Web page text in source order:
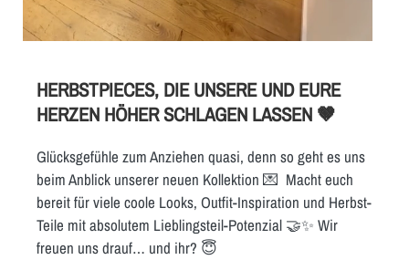
HERBSTPIECES, DIE UNSERE UND EURE
HERZEN HÖHER SCHLAGEN LASSEN 🤎
Glücksgefühle zum Anziehen quasi, denn so geht es uns
beim Anblick unserer neuen Kollektion 💌 Macht euch
bereit für viele coole Looks, Outfit-Inspiration und Herbst-
Teile mit absolutem Lieblingsteil-Potenzial 🤝✨ Wir
freuen uns drauf… und ihr? 😇